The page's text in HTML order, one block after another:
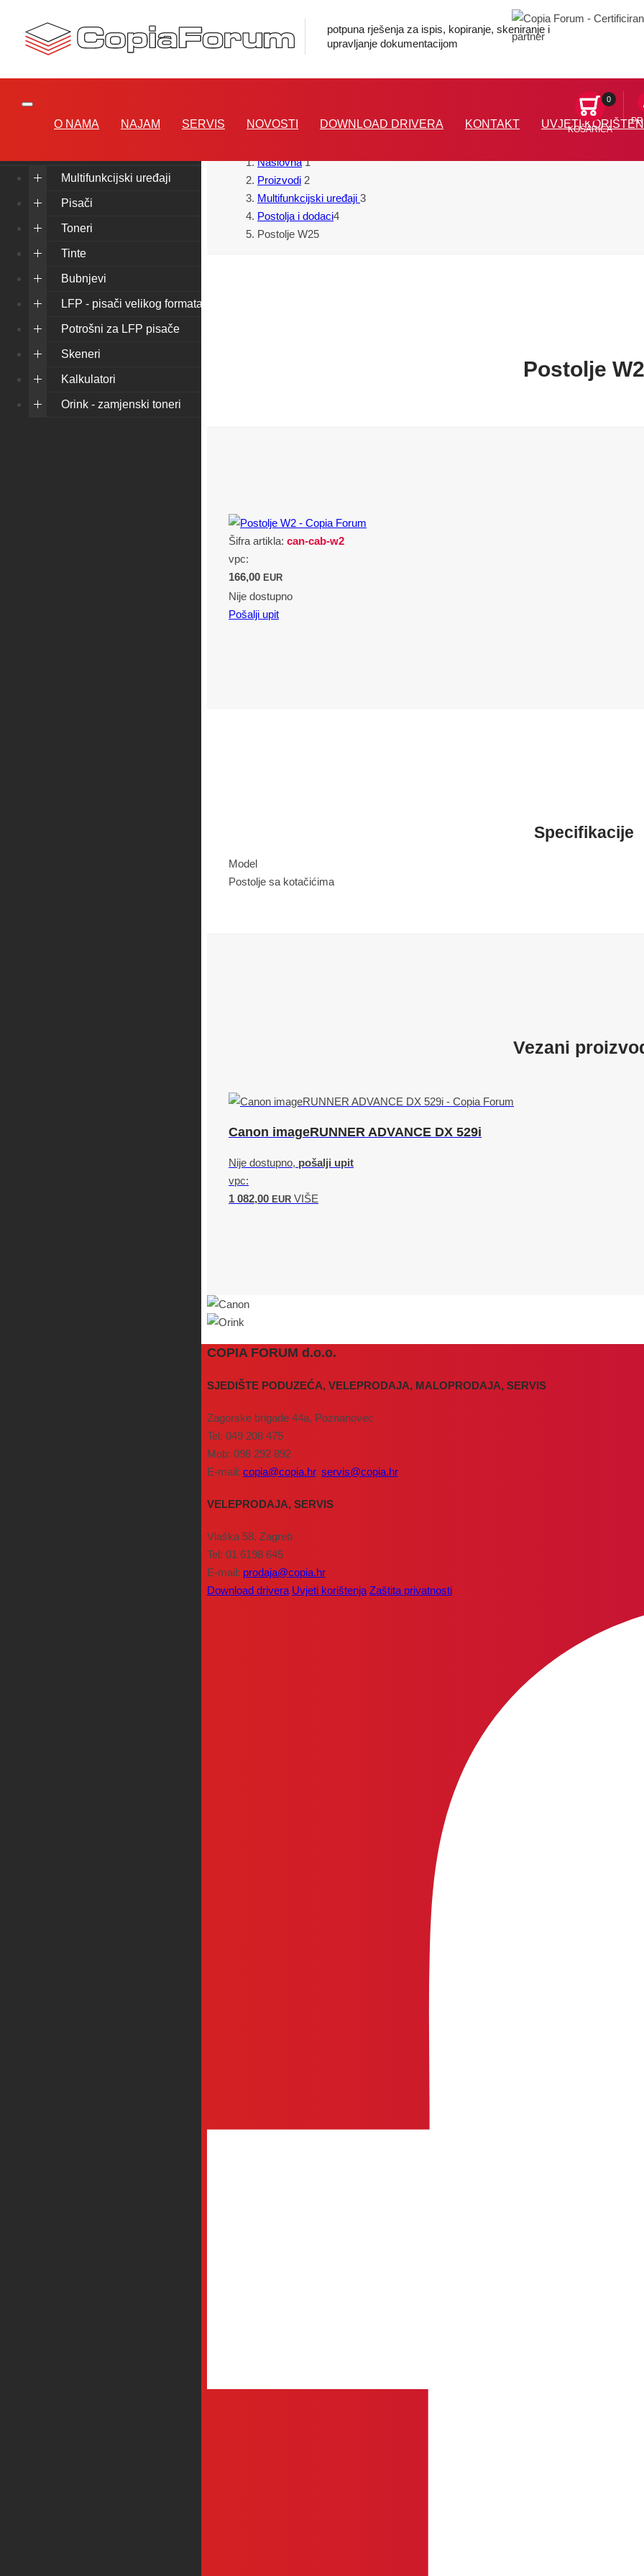
potpuna rješenja za ispis, kopiranje, skeniranje i
upravljanje dokumentacijom
0
KOŠARICA
O NAMA NAJAM SERVIS NOVOSTI DOWNLOAD DRIVERA KONTAKT
UVJETI
Multifunkcijski uređaji
Pisači
Toneri
Tinte
Bubnjevi
LFP - pisači velikog formata
Potrošni za LFP pisače
Skeneri
Kalkulatori
Orink - zamjenski toneri
Naslovna 1
Proizvodi 2
Multifunkcijski uređaji 3
Postolja i dodaci4
Postolje W25
Postolje W2
Šifra artikla: can-cab-w2
vpc:
166,00 EUR
Nije dostupno
Pošalji upit
Specifikacije
Model
Postolje sa kotačićima
Vezani
Canon imageRUNNER ADVANCE DX 529i
Nije dostupno, pošalji upit
vpc:
1 082,00 EUR VIŠE
COPIA FORUM d.o.o.
SJEDIŠTE PODUZEĆA, VELEPRODAJA, MALOPRODAJA, SERVIS
Zagorske brigade 44a, Poznanovec
Tel: 049 208 475
Mob: 098 292 892
E-mail: copia@copia.hr, servis@copia.hr
VELEPRODAJA, SERVIS
Vlaška 58, Zagreb
Tel: 01 6198 645
E-mail: prodaja@copia.hr
Download drivera Uvjeti korištenja Zaštita privatnosti